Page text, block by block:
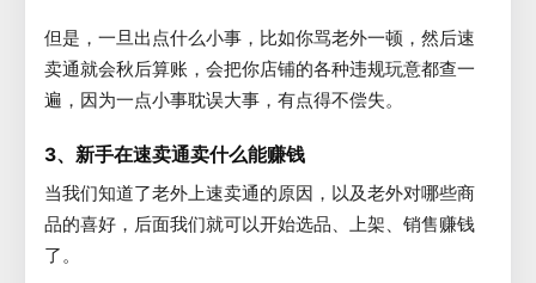
但是，一旦出点什么小事，比如你骂老外一顿，然后速
卖通就会秋后算账，会把你店铺的各种违规玩意都查一
遍，因为一点小事耽误大事，有点得不偿失。
3、新手在速卖通卖什么能赚钱
当我们知道了老外上速卖通的原因，以及老外对哪些商
品的喜好，后面我们就可以开始选品、上架、销售赚钱
了。